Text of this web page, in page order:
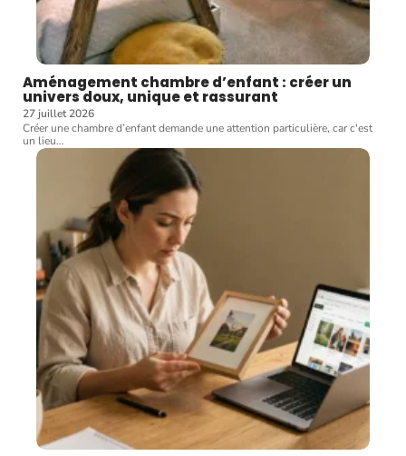
Aménagement chambre d’enfant : créer un
univers doux, unique et rassurant
27 juillet 2026
Créer une chambre d’enfant demande une attention particulière, car c'est
un lieu…